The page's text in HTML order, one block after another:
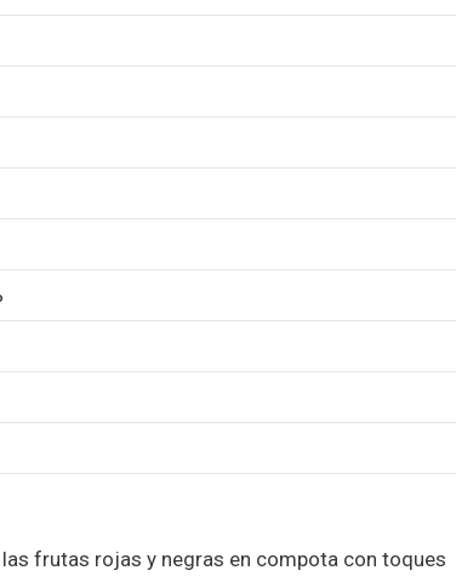
frutas rojas y negras en compota con toques